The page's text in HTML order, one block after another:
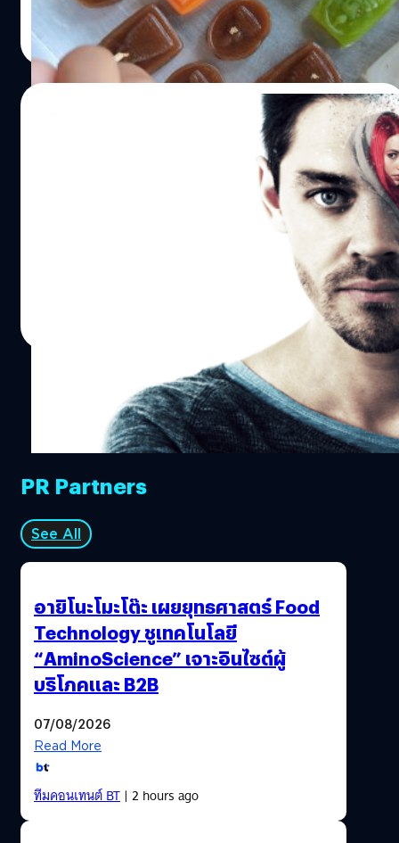
ยุเขาให้ตบะแตกได้ง่าย ๆ และประกอบกับว่าเขาเองก็ว่างงาน
ไม่มีงานทำอยู่ด้วยพอดี เขาก็เลยมีจังหวะได้พิสูจน์ศรัทธาต่อ
พระเจ้าแบบ Full Time แล้วยิ่งพอไม่มีงาน…
ก็ได้รับความสนใจอย่างมากเพราะมองว่าเป็นการแสดงความ
คิดสร้างสรรค์ แต่ขณะเดียวกันก็เริ่มเกิดประเด็นถกเถียงว่า
“การทำขนมอาลัวเป็นรูปพระเครื่อง ถือเป็นการลบหลู่ศาสนา
หรือไม่?” แน่นอนว่าหน่วยงานที่รีบออกมาแสดงความไม่เห็น
ด้วยกับขนมอาลัวพระเครื่องคือ สำนักงานพระพุทธศาสนา
แห่งชาติ โดยนายณรงค์ ทรงอารมณ์ ผู้อำนวยการสำนักงานฯ
กล่าวว่า เป็นสิ่งที่ไม่เหมาะสมและไม่สมควรกระทำ โดยได้
เตรียมทำหนังสือชี้แจงร้านขนมดังกล่าวโดยให้เหตุผลว่าพระ
เครื่องเป็นวัตถุมงคล เครื่องสักการะบูชา เช่นเดียวกับนาง
สุชาดา หิรัญภัทรานันท์ วัฒนธรรมจังหวัดสมุทรสงคราม ที่
เห็นว่าการทำขนมอาลัวพระเครื่องเป็นเรื่องไม่เหมาะสม วันนี้
(29 เมษายน) เรื่องราวร้อนระอุกว่าเดิม เมื่อเจ้าหน้าที่ของ
สำนักงานพุทธศาสตร์จังหวัด ได้เดินทางไปที่ร้านขนมมาดาม
ชุบ เพื่อทำการตรวจสอบโดยระบุว่ามีผู้ร้องเรียนถึงความไม่
เหมาะสมและขอความร่วมมือไม่นำความเชื่อมาหากิน แม้ว่า
เพจเฟซบุ๊กของขนมร้านดังกล่าวจะได้ประกาศปิดรับออร์เดอร์
ขนมอาลัวพระเครื่องไปแล้วตั้งแต่วานนี้ ขณะที่สำนักงาน
พระพุทธศาสนาแห่งชาติเห็นว่าไม่เหมาะสม ‘พระมหาไพร
วัลย์’ กลับเห็นต่าง พร้อมตั้งคำถามว่า “สำนักงานพุทธกล้าชี้ว่า
ขนมพระเครื่องไม่เหมาะสม แต่สำนักงานพุทธไม่กล้าชี้ว่า ไอ้ไข่
ที่อยู่ในวัดและคนพากันไปจุดประทัดเซ่นไหว้เช่นนั้น ไม่เหมาะ
สม” อีกทั้งยังยกตัวอย่างถึงการบูชาราหู บูชาพญานาค การทำ
พิธีดูดวง เจิมหน้าผาก ลงนะหน้าทอง ครอบครู ซึ่งทำกันอยู่ใน
ทีท่าอะไร นี่ไม่ใช่ครั้งแรกที่เกิดเรื่องราวในลักษณะนี้ เมื่อสองปี
ก่อนเกิดกรณีภาพเขียนศิลปะพระพุทธรูปอุลตราแมน ซึ่งเป็น
ผลงานของนักศึกษาสาขาศิลปศึกษา มหาวิทยาลัยราชภัฏ
Natthawut Saengchuwong| 1925 days ago
Read More
MindGamers: ใครไม่แน่จริง ไม่เนิร์ดจริง อย่า
สรุปก่อนเลย เผื่อใครขี้เกียจอ่านยาว คิดว่าคนเขียนบทต้อง
เป็นคนระดับ สตีเฟน ฮอว์คิง ที่กำลังเมากาวอยู่แน่นอน ตอนดู
หนังอยู่คิดเลยว่าแล้วตูจะเล่าเรื่องย่อยังไงเนี่ย ให้เปรียบเทียบ
มันคือ หนังที่ยกฉากใน The Matrix ที่ นีโอ สนทนาปรัชญากับ
สถาปนิก แล้วบวกความยาวพิเศษชั่วโมงครึ่งเข้าไป คนดูเอง
ต้องอัจฉริยะพอนะถึงจะว้าวกับหนังได้ ถึงบอกว่าใครไม่แน่
จริงไม่เนิร์ดจริงอย่าเสี่ยงเลย เข้าไปหลับแล้วด่าหนังเปล่า ๆ
[su_heading size="18"]มารีวิวยาว ๆ กัน[/su_heading]
หนังเรื่องนี้ได้ผู้กำกับและเขียนบทที่ไม่มีผลงานดังในบ้านเรามา
ก่อนอย่าง แอนดรูว์ กอธ มากำกับ (จริง ๆ คือไม่เคยเห็นหนัง
แกดังที่ไหนมาก่อนเลย) ซึ่งเมื่อแอบไปส่องผลงานเก่า ๆ ของ
เฮียแกต้องบอกว่าเรื่องนี้ฝีมือก้าวกระโดดขึ้นจากหนังเกรดบี
คือ แซม นีลล์ (Jurassic Park) และ ทอม เพย์น (The Walking
อย่างการจัดแข่งขันแก้ปริศนาของทีมอัจฉริยะจากทั่วโลกที่ทำ
ร่วมกับ Red Bull (อารมณ์รายการอัจฉริยะข้ามคืนบ้านเรา)
นอกจากนั้นในรอบปฐมทัศน์ที่อเมริกาเมื่อปลายเดือนมีนาคมที่
ผ่านมา ยังมีการทดลองให้ผู้ชมกว่า 1,000 คน ใส่เครื่องวัด
คลื่นสมองเพื่อให้นักวิทยาศาสตร์เก็บค่าการรับรู้ระหว่างดูหนัง
เรื่องนี้พร้อมกันเป็นครั้งแรกในโลกด้วย คือพยายามดึงความ
เป็นไซไฟเข้ามาโปรโมทเต็มที่เลยล่ะ…
PR Partners
See All
อายิโนะโมะโต๊ะ เผยยุทธศาสตร์ Food
Technology ชูเทคโนโลยี
“AminoScience” เจาะอินไซต์ผู้
บริโภคและ B2B
07/08/2026
Read More
ทีมคอนเทนต์ BT| 2 hours ago